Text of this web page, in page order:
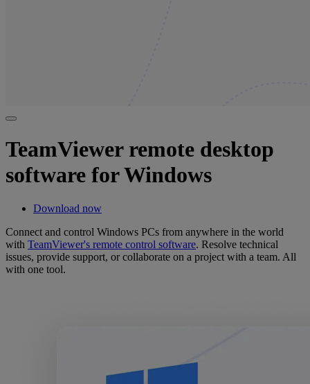
TeamViewer remote desktop
software for Windows
Download now
Connect and control Windows PCs from anywhere in the world
with TeamViewer's remote control software. Resolve technical
issues, provide support, or collaborate on a project with a team. All
with one tool.